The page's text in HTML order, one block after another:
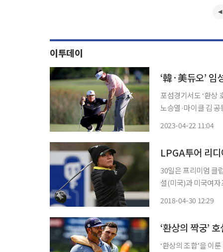
이투데이
‘韓·美듀오’ 임
포섬경기서도 ‘환상
노승열·마이클 김 공동 20위 한 팀을 이룬 임성재와 키스 미첼(미
2023-04-22 11:04
30일은 프리미엄 클럽으로 유명한
셜(미국)과 미국여
2018-04-30 12:29
‘환상의 조합’을 이